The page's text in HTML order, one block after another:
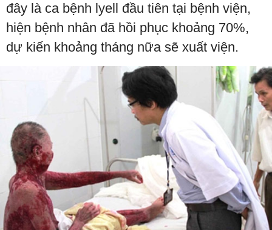
đây là ca bệnh lyell đầu tiên tại bệnh viện,
hiện bệnh nhân đã hồi phục khoảng 70%,
dự kiến khoảng tháng nữa sẽ xuất viện.